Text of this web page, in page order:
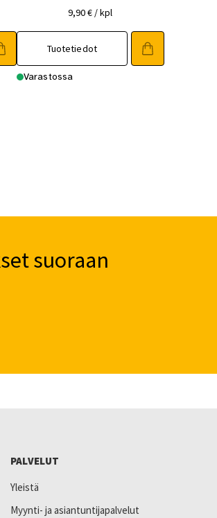
9,90€ / kpl
Tuotetiedot
Varastossa
suoraan
PALVELUT
Yleistä
Myynti- ja asiantuntijapalvelut